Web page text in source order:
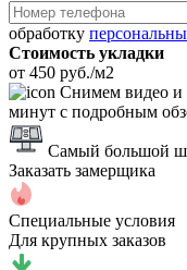
обработку
Стоимость укладки
от 450 руб./м2
Снимем видео и
минут с подробным
Самый большой
Заказать замерщика
Специальные условия
Для крупных заказов